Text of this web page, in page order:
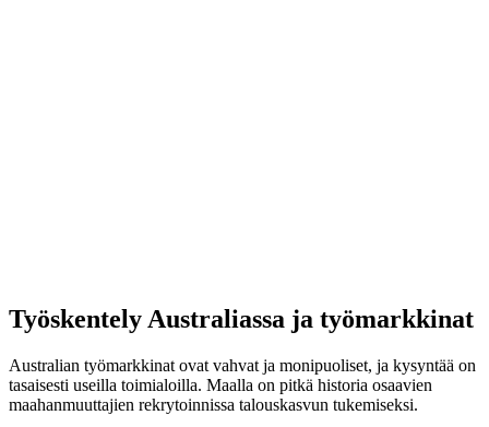
Työskentely Australiassa ja työmarkkinat
Australian työmarkkinat ovat vahvat ja monipuoliset, ja kysyntää on
tasaisesti useilla toimialoilla. Maalla on pitkä historia osaavien
maahanmuuttajien rekrytoinnissa talouskasvun tukemiseksi.